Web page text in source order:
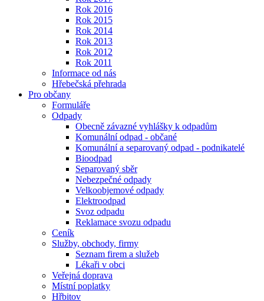
Rok 2016
Rok 2015
Rok 2014
Rok 2013
Rok 2012
Rok 2011
Informace od nás
Hřebečská přehrada
Pro občany
Formuláře
Odpady
Obecně závazné vyhlášky k odpadům
Komunální odpad - občané
Komunální a separovaný odpad - podnikatelé
Bioodpad
Separovaný sběr
Nebezpečné odpady
Velkoobjemové odpady
Elektroodpad
Svoz odpadu
Reklamace svozu odpadu
Ceník
Služby, obchody, firmy
Seznam firem a služeb
Lékaři v obci
Veřejná doprava
Místní poplatky
Hřbitov